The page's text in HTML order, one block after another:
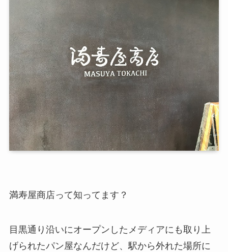
満寿屋商店って知ってます？
目黒通り沿いにオープンしたメディアにも取り上
げられたパン屋なんだけど、駅から外れた場所に